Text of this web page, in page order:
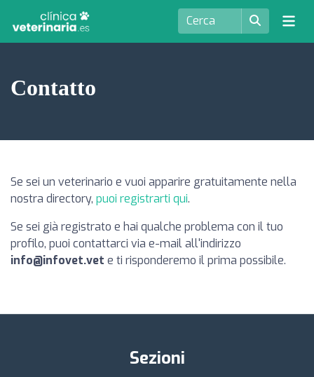
Contatto
Se sei un veterinario e vuoi apparire gratuitamente nella
nostra directory, puoi registrarti qui.
Se sei già registrato e hai qualche problema con il tuo
profilo, puoi contattarci via e-mail all'indirizzo
info@infovet.vet e ti risponderemo il prima possibile.
Sezioni